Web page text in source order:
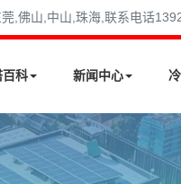
,佛山,中山,珠海,联系电话
百科 新闻中心